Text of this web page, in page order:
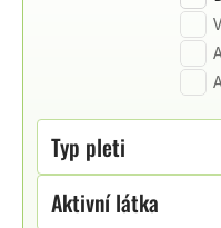
Typ pleti
Aktivní látka